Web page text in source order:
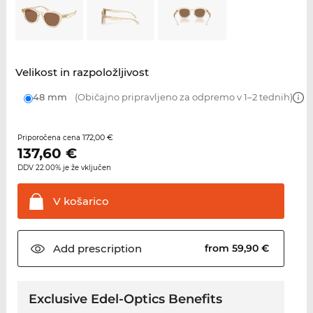
Velikost in razpoložljivost
48 mm (Običajno pripravljeno za odpremo v 1–2 tednih)
Priporočena cena 172,00 €
137,60 €
DDV 22.00% je že vključen
Vkošarico
Add prescription from 59,90 €
Exclusive Edel-Optics Benefits